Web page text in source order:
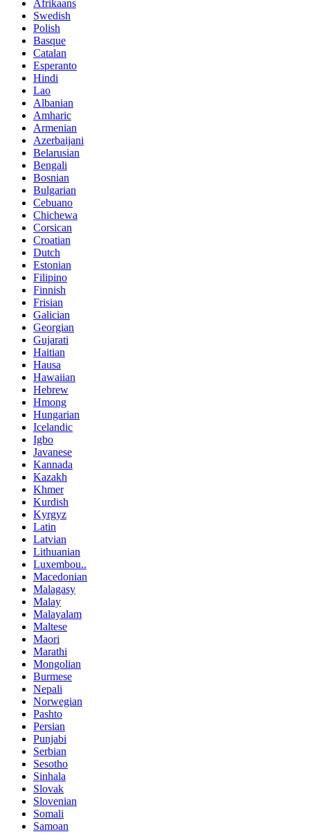
Afrikaans
Swedish
Polish
Basque
Catalan
Esperanto
Hindi
Lao
Albanian
Amharic
Armenian
Azerbaijani
Belarusian
Bengali
Bosnian
Bulgarian
Cebuano
Chichewa
Corsican
Croatian
Dutch
Estonian
Filipino
Finnish
Frisian
Galician
Georgian
Gujarati
Haitian
Hausa
Hawaiian
Hebrew
Hmong
Hungarian
Icelandic
Igbo
Javanese
Kannada
Kazakh
Khmer
Kurdish
Kyrgyz
Latin
Latvian
Lithuanian
Luxembou..
Macedonian
Malagasy
Malay
Malayalam
Maltese
Maori
Marathi
Mongolian
Burmese
Nepali
Norwegian
Pashto
Persian
Punjabi
Serbian
Sesotho
Sinhala
Slovak
Slovenian
Somali
Samoan